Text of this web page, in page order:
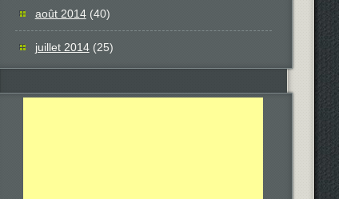
août 2014(40)
juillet 2014(25)